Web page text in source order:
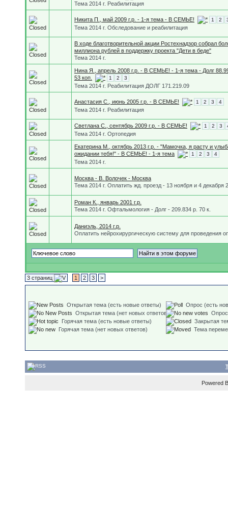
Тема 2014 г. Реабилитация
Никита П., май 2009 г.р. - 1-я тема - В СЕМЬЕ! 1 2
Тема 2014 г. Обследование и реабилитация
В ходе благотворительной акции Ростехнадзор собрал
миллиона рублей в поддержку проекта "Дети в беде"
Тема 2014 г.
Нина Я., апрель 2008 г.р. - В СЕМЬЕ! - 1-я тема - Долг
53 коп.
1 2 3
Тема 2014 г. Реабилитация ДОЛГ 171.219.09
Анастасия С., июнь 2005 г.р. - В СЕМЬЕ! 1 2 3 4
Тема 2014 г. Реабилитация
Светлана С., сентябрь 2009 г.р. - В СЕМЬЕ! 1 2 3
Тема 2014 г. Ортопедия
Екатерина М., октябрь 2013 г.р. - "Мамочка, я расту и
ожидании тебя!" - В СЕМЬЕ! - 1-я тема
1 2 3 4
Тема 2014 г.
Москва - В. Волочек - Москва
Тема 2014 г. Оплатить жд. проезд - 13 ноября и 4 декабря
Роман К., январь 2001 г.р.
Тема 2014 г. Офтальмология - Долг - 209.834 р. 70 к.
Даниэль, 2014 г.р.
Оплатить нейрохирургическую систему для проведения
3 страниц 1 2 3 >
Открытая тема (есть новые ответы)
Открытая тема (нет новых ответов)
Горячая тема (есть новые ответы)
Горячая тема (нет новых ответов)
Опрос (есть
Опрос
Закрытая
Тема
Powered